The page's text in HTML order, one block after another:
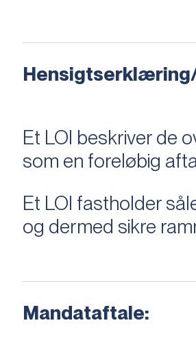
Et LOI beskriver de
som en foreløbig
Et LOI fastholder
og dermed sikre
Mandataftale: